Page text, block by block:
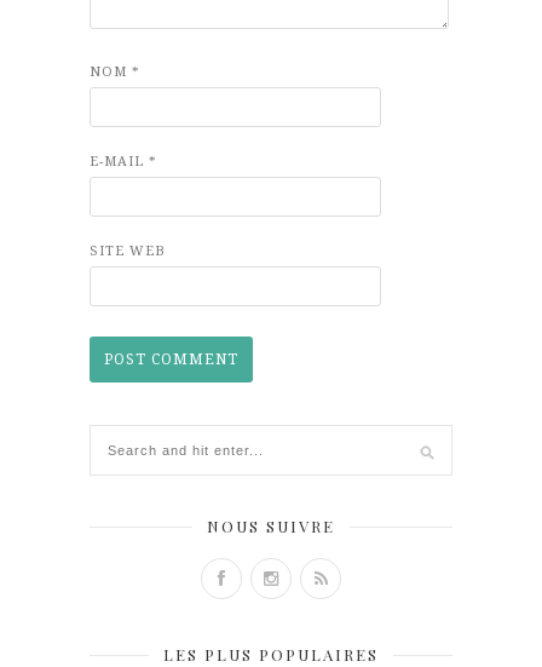
NOM *
E-MAIL *
SITE WEB
NOUS SUIVRE
LES PLUS POPULAIRES